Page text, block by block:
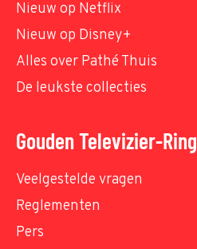
Nieuw op Netflix
Nieuw op Disney+
Alles over Pathé Thuis
De leukste collecties
Gouden Televizier-Ring
Veelgestelde vragen
Reglementen
Pers